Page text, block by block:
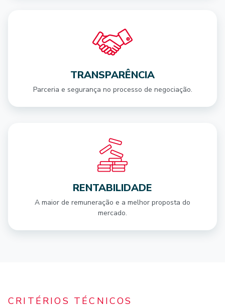
TRANSPARÊNCIA
Parceria e segurança no processo de negociação.
RENTABILIDADE
A maior de remuneração e a melhor proposta do
mercado.
CRITÉRIOS TÉCNICOS